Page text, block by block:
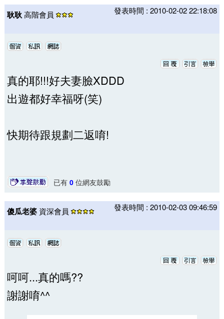
耿耿高階會員 發表時間 : 2010-02-02 22:18:08
真的耶!!!好夫妻臉XDDD
出遊都好幸福呀(笑)
快期待跟規劃二返唷!
已有 0位網友鼓勵
傻瓜老婆 資深會員 發表時間 : 2010-02-03 09:46:59
呵呵...真的嗎??
謝謝唷^^